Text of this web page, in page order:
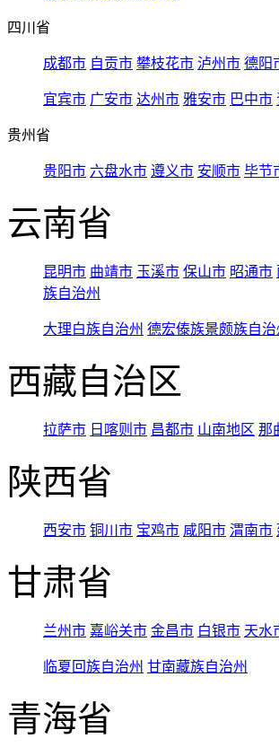
四川省
成都市 自贡市 攀枝花市 泸州市 德阳
宜宾市 广安市 达州市 雅安市 巴中市
贵州省
贵阳市 六盘水市 遵义市 安顺市 毕节
云南省
昆明市 曲靖市 玉溪市 保山市 昭通市
族自治州
大理白族自治州 德宏傣族景颇族自治
西藏自治区
拉萨市 日喀则市 昌都市 山南地区 那
陕西省
西安市 铜川市 宝鸡市 咸阳市 渭南市
甘肃省
兰州市 嘉峪关市 金昌市 白银市 天水
临夏回族自治州 甘南藏族自治州
青海省